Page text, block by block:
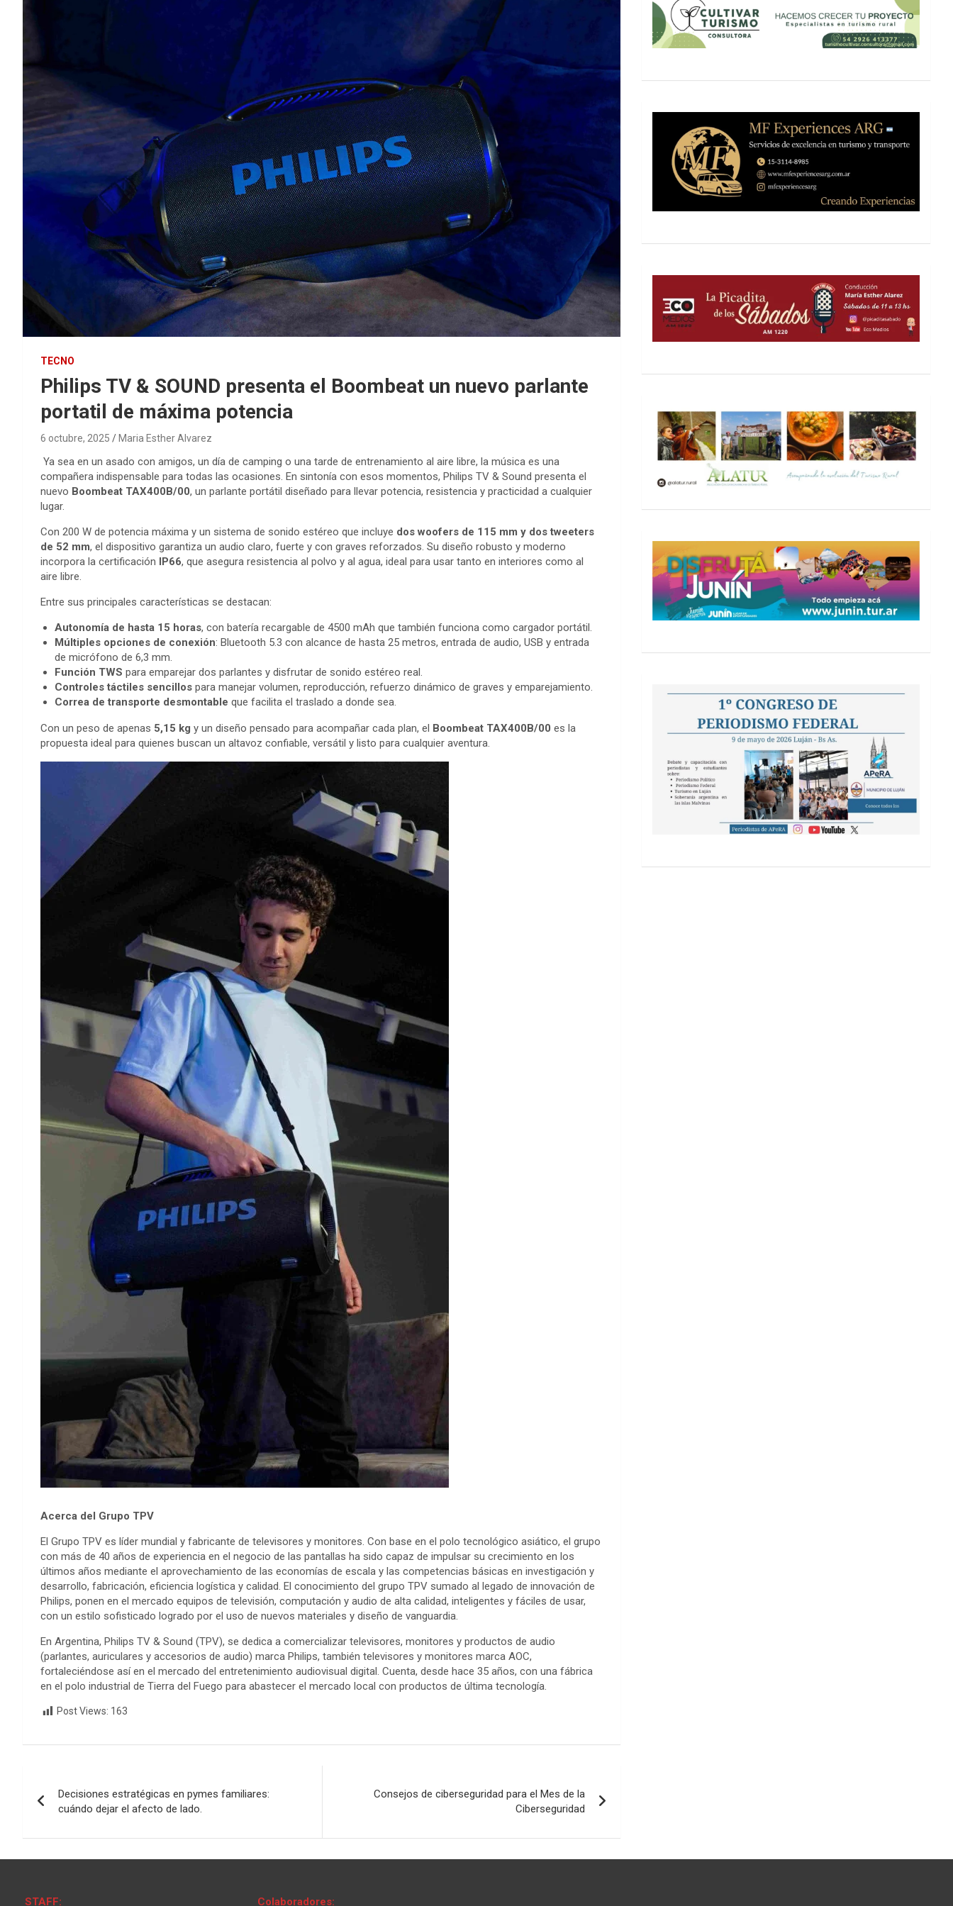
TECNO
Philips TV & SOUND presenta el Boombeat un nuevo parlante
portatil de máxima potencia
6 octubre, 2025 Maria Esther Alvarez
Ya sea en un asado con amigos, un día de camping o una tarde de entrenamiento al aire libre, la música es una
compañera indispensable para todas las ocasiones. En sintonía con esos momentos, Philips TV & Sound presenta el
nuevo Boombeat TAX400B/00, un parlante portátil diseñado para llevar potencia, resistencia y practicidad a cualquier
lugar.
Con 200 W de potencia máxima y un sistema de sonido estéreo que incluye dos woofers de 115 mm y dos tweeters
de 52 mm, el dispositivo garantiza un audio claro, fuerte y con graves reforzados. Su diseño robusto y moderno
incorpora la certificación IP66, que asegura resistencia al polvo y al agua, ideal para usar tanto en interiores como al
aire libre.
Entre sus principales características se destacan:
Autonomía de hasta 15 horas, con batería recargable de 4500 mAh que también funciona como cargador portátil.
Múltiples opciones de conexión: Bluetooth 5.3 con alcance de hasta 25 metros, entrada de audio, USB y entrada
de micrófono de 6,3 mm.
Función TWS para emparejar dos parlantes y disfrutar de sonido estéreo real.
Controles táctiles sencillos para manejar volumen, reproducción, refuerzo dinámico de graves y emparejamiento.
Correa de transporte desmontable que facilita el traslado a donde sea.
Con un peso de apenas 5,15 kg y un diseño pensado para acompañar cada plan, el Boombeat TAX400B/00 es la
propuesta ideal para quienes buscan un altavoz confiable, versátil y listo para cualquier aventura.
Acerca del Grupo TPV
El Grupo TPV es líder mundial y fabricante de televisores y monitores. Con base en el polo tecnológico asiático, el grupo
con más de 40 años de experiencia en el negocio de las pantallas ha sido capaz de impulsar su crecimiento en los
últimos años mediante el aprovechamiento de las economías de escala y las competencias básicas en investigación y
desarrollo, fabricación, eficiencia logística y calidad. El conocimiento del grupo TPV sumado al legado de innovación de
Philips, ponen en el mercado equipos de televisión, computación y audio de alta calidad, inteligentes y fáciles de usar,
con un estilo sofisticado logrado por el uso de nuevos materiales y diseño de vanguardia.
En Argentina, Philips TV & Sound (TPV), se dedica a comercializar televisores, monitores y productos de audio
(parlantes, auriculares y accesorios de audio) marca Philips, también televisores y monitores marca AOC,
fortaleciéndose así en el mercado del entretenimiento audiovisual digital. Cuenta, desde hace 35 años, con una fábrica
en el polo industrial de Tierra del Fuego para abastecer el mercado local con productos de última tecnología.
Post Views: 163
de
entradas
Decisiones estratégicas en pymes familiares:
cuándo dejar el afecto de lado.
Consejos de ciberseguridad para el Mes de la
Ciberseguridad
STAFF: Colaboradores: